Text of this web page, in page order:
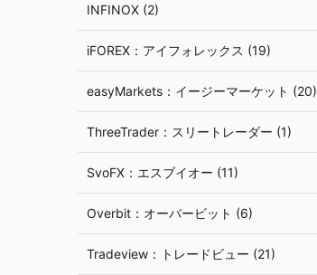
INFINOX (2)
iFOREX：アイフォレックス (19)
easyMarkets：イージーマーケット (20)
ThreeTrader：スリートレーダー (1)
SvoFX：エスブイオー (11)
Overbit：オーバービット (6)
Tradeview：トレードビュー (21)